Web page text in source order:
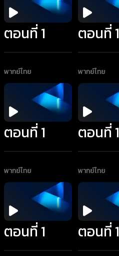
ตอนที่ 1
พากย์ไทย
ตอนที่ 1
พากย์ไทย
ตอนที่ 1
พากย์ไทย
ตอนที่ 1
พากย์ไทย
ตอนที่ 1 ตอนที่ 1